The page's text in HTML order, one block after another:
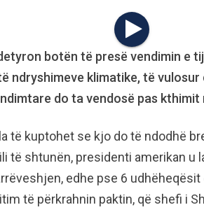
botën të presë vendimin e
ndryshimeve klimatike, të vulosur
do ta vendosë pas kthimit
të kuptohet se kjo do të ndodhë
të shtunën, presidenti amerikan u
edhe pse 6
të përkrahnin paktin, që shefi i